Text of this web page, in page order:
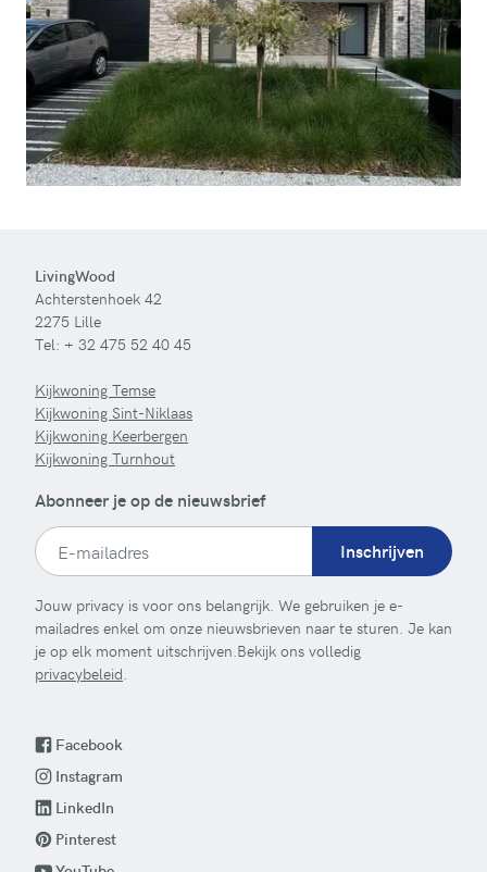
LivingWood
Achterstenhoek 42
2275 Lille
Tel: + 32 475 52 40 45
Kijkwoning Temse
Kijkwoning Sint-Niklaas
Kijkwoning Keerbergen
Kijkwoning Turnhout
Abonneer je op de nieuwsbrief
Inschrijven
Jouw privacy is voor ons belangrijk. We gebruiken je e-
mailadres enkel om onze nieuwsbrieven naar te sturen. Je kan
je op elk moment uitschrijven.Bekijk ons volledig
privacybeleid.
Facebook
Instagram
LinkedIn
Pinterest